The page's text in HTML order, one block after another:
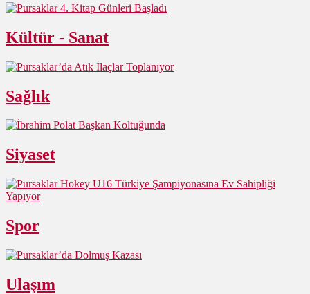
Kültür - Sanat
Sağlık
Siyaset
Spor
Ulaşım